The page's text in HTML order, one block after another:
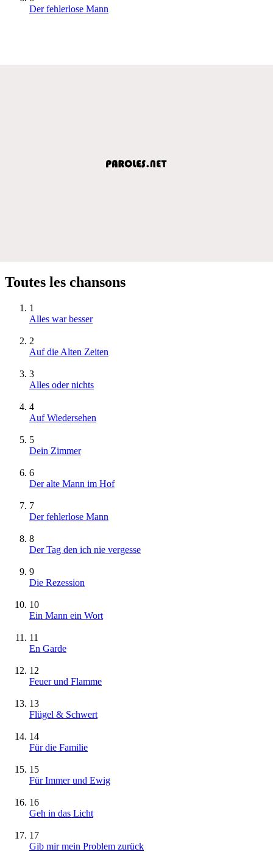
Der fehlerlose Mann
Toutes les chansons
1
Alles war besser
2
Auf die Alten Zeiten
3
Alles oder nichts
4
Auf Wiedersehen
5
Dein Zimmer
6
Der alte Mann im Hof
7
Der fehlerlose Mann
8
Der Tag den ich nie vergesse
9
Die Rezession
10
Ein Mann ein Wort
11
En Garde
12
Feuer und Flamme
13
Flügel & Schwert
14
Für die Familie
15
Für Immer und Ewig
16
Geh in das Licht
17
Gib mir mein Problem zurück